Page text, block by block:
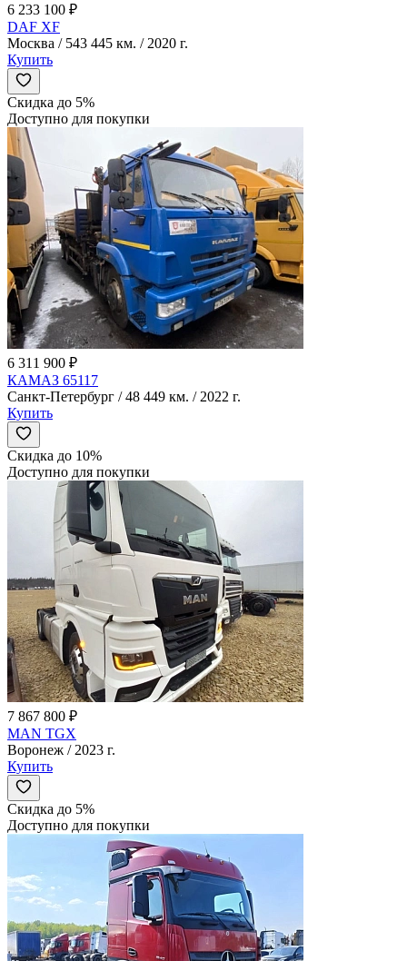
6 233 100 ₽
DAF XF
Москва / 543 445 км. / 2020 г.
Купить
Скидка до 5%
Доступно для покупки
6 311 900 ₽
КАМАЗ 65117
Санкт-Петербург / 48 449 км. / 2022 г.
Купить
Скидка до 10%
Доступно для покупки
7 867 800 ₽
MAN TGX
Воронеж / 2023 г.
Купить
Скидка до 5%
Доступно для покупки